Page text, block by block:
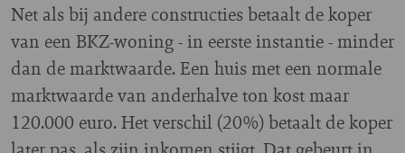
Net als bij andere constructies betaalt de koper
van een BKZ-woning - in eerste instantie - minder
dan de marktwaarde. Een huis met een normale
marktwaarde van anderhalve ton kost maar
120.000 euro. Het verschil (20%) betaalt de koper